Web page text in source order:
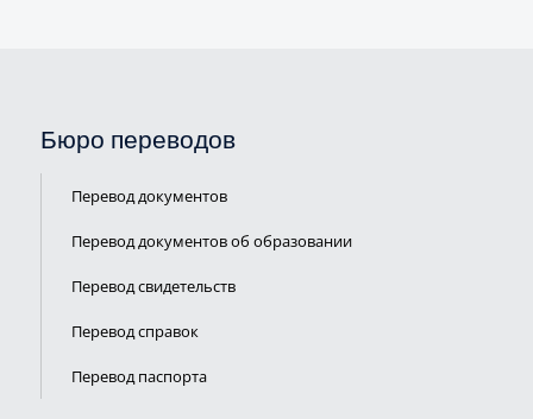
Бюро переводов
Перевод документов
Перевод документов об образовании
Перевод свидетельств
Перевод справок
Перевод паспорта